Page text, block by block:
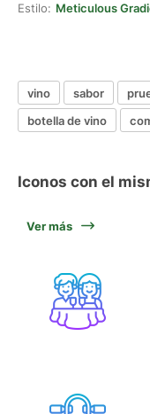
Estilo: Meticulous
vino sabor
botella de vino
Iconos con el
Ver más